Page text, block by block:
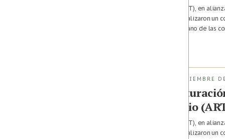
La Agencia de Renovación del Territorio (ART), en
la Alimentación y la Agricultura (FAO), formalizaron
Fondo Colombia en Paz que busca, de la mano de
FASE DE IMPLEMENTACIÓN (1 DE DICIEMBRE
Plan Maestro de
Renovación del Territorio
La Agencia de Renovación del Territorio (ART), en
la Alimentación y la Agricultura (FAO), formalizaron